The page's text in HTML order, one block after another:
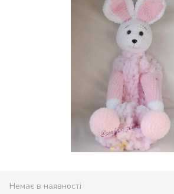
Немає в наявності